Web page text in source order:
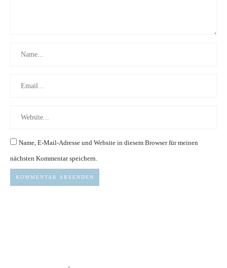
Name, E-Mail-Adresse und Website in diesem Browser für meinen
nächsten Kommentar speichern.